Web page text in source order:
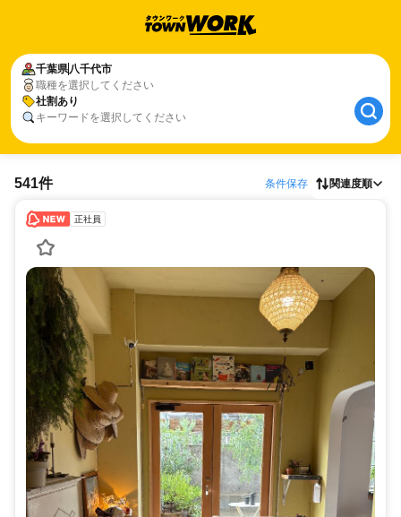
千葉県八千代市
職種を選択してください
社割あり
キーワードを選択してください
541件 条件保存 関連度順
正社員